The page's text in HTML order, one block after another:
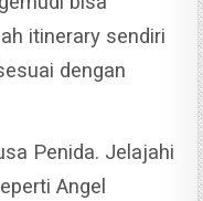
itinerary sendiri
dengan
Penida. Jelajahi
Angel